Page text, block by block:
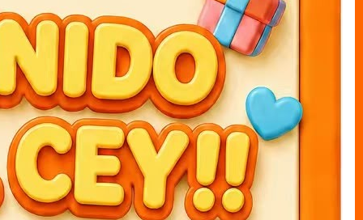
ARTÍCULOS RECOMENDADOS